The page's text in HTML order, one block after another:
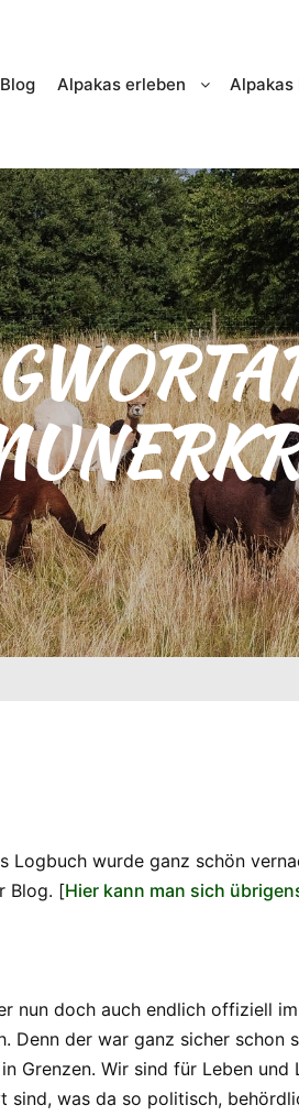
Blog Alpakas erleben Alpakas
wurde ganz schön
Blog. [Hier kann man sich
nun doch auch endlich offiziell
der war ganz sicher schon
Grenzen. Wir sind für Leben
sind, was da so politisch,